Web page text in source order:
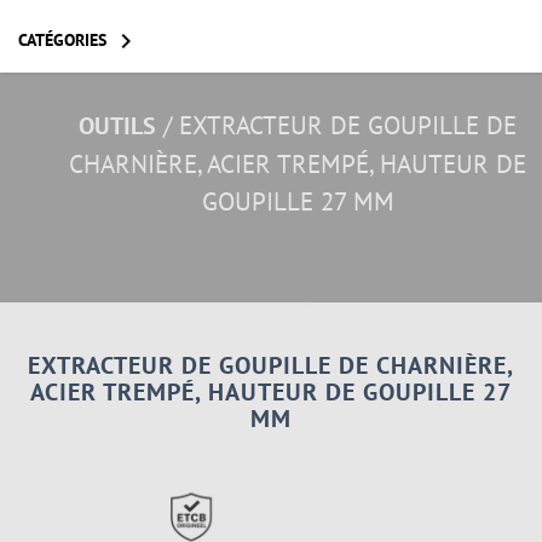
CATÉGORIES 
OUTILS / EXTRACTEUR DE GOUPILLE DE
CHARNIÈRE, ACIER TREMPÉ, HAUTEUR DE
GOUPILLE 27 MM
EXTRACTEUR DE GOUPILLE DE CHARNIÈRE,
ACIER TREMPÉ, HAUTEUR DE GOUPILLE 27
MM